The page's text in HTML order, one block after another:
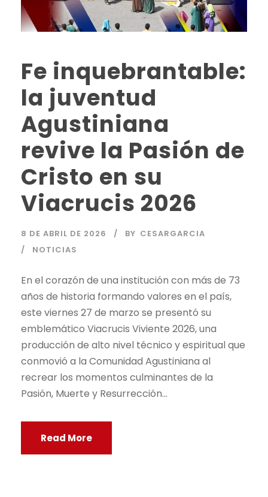
Fe inquebrantable:
la juventud
Agustiniana
revive la Pasión de
Cristo en su
Viacrucis 2026
8 DE ABRIL DE 2026 BY CESARGARCIA
NOTICIAS
En el corazón de una institución con más de 73
años de historia formando valores en el país,
este viernes 27 de marzo se presentó su
emblemático Viacrucis Viviente 2026, una
producción de alto nivel técnico y espiritual que
conmovió a la Comunidad Agustiniana al
recrear los momentos culminantes de la
Pasión, Muerte y Resurrección...
Read More